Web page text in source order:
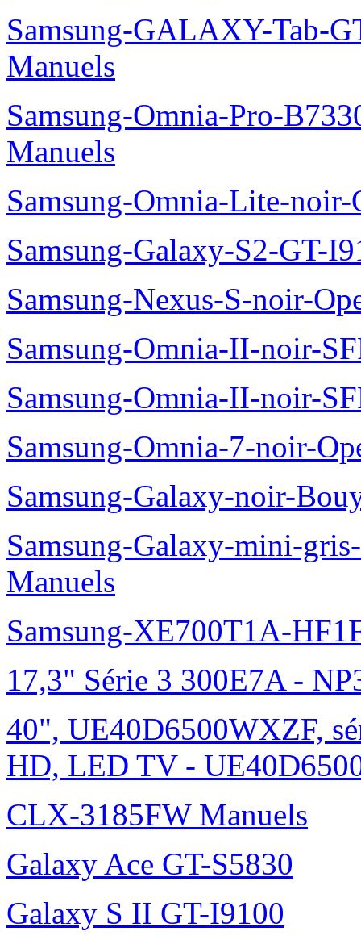
Samsung-GALAXY-Tab-
Manuels
Samsung-Omnia-Pro-
Manuels
Samsung-Omnia-Lite-
Samsung-Galaxy-S2-GT-
Samsung-Nexus-S-noir-
Samsung-Omnia-II-noir-
Samsung-Omnia-II-noir-
Samsung-Omnia-7-noir-
Samsung-Galaxy-noir-
Samsung-Galaxy-mini-
Manuels
Samsung-XE700T1A-
17,3" Série 3 300E7A -
40", UE40D6500WXZF,
HD, LED TV -
CLX-3185FW Manuels
Galaxy Ace GT-S5830
Galaxy S II GT-I9100